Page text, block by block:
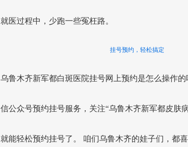
就医过程中，少跑一些冤枉路。
挂号预约，轻松搞定
乌鲁木齐新军都白斑医院挂号网上预约是怎么操作
信公众号预约挂号服务，关注“乌鲁木齐新军都皮肤
就能轻松预约挂号了。 咱们乌鲁木齐的娃子们，都